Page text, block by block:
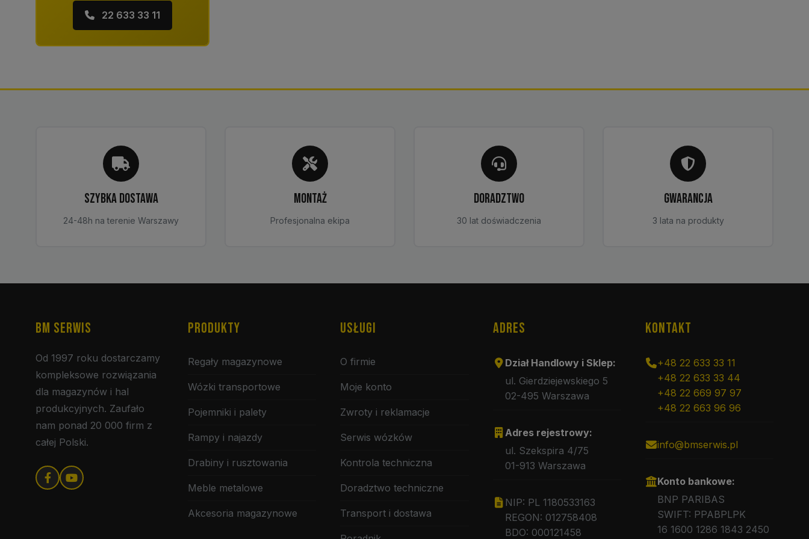
22 633 33 11
SZYBKA DOSTAWA
24-48h na terenie Warszawy
MONTAŻ
Profesjonalna ekipa
DORADZTWO
30 lat doświadczenia
GWARANCJA
3 lata na produkty
BM SERWIS
Od 1997 roku dostarczamy
kompleksowe rozwiązania
dla magazynów i hal
produkcyjnych. Zaufało
nam ponad 20 000 firm z
całej Polski.
PRODUKTY
Regały magazynowe
Wózki transportowe
Pojemniki i palety
Rampy i najazdy
Drabiny i rusztowania
Meble metalowe
Akcesoria magazynowe
USŁUGI
O firmie
Moje konto
Zwroty i reklamacje
Serwis wózków
Kontrola techniczna
Doradztwo techniczne
Transport i dostawa
ADRES
Dział Handlowy i Sklep:
ul. Gierdziejewskiego 5
02-495 Warszawa
Adres rejestrowy:
ul. Szekspira 4/75
01-913 Warszawa
NIP: PL 1180533163
REGON: 012758408
BDO: 000121458
KONTAKT
+48 22 633 33 11
+48 22 633 33 44
+48 22 669 97 97
+48 22 663 96 96
info@bmserwis.pl
Konto bankowe:
BNP PARIBAS
SWIFT: PPABPLPK
16 1600 1286 1843 2450